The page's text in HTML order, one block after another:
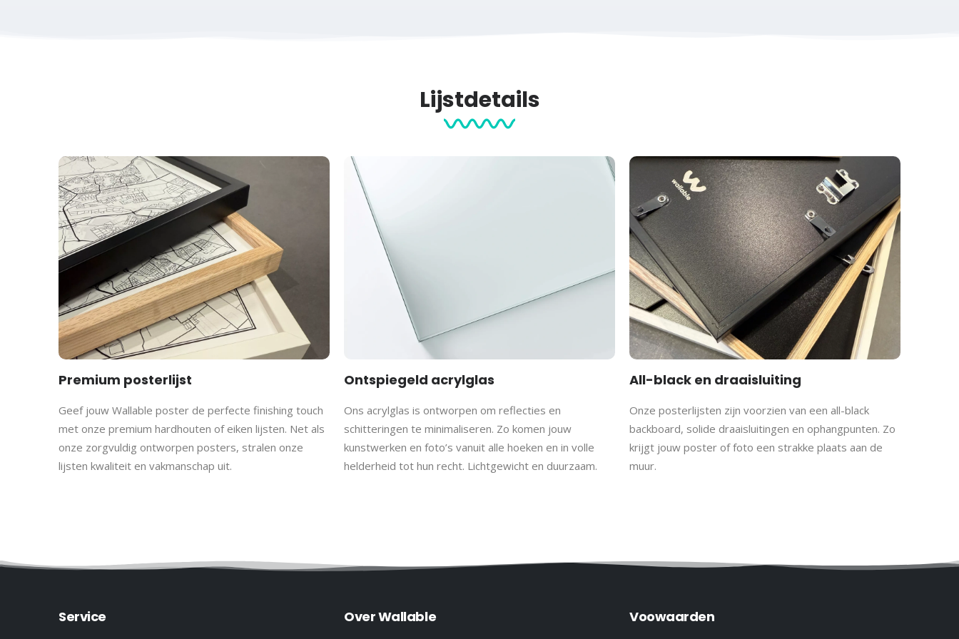
Lijstdetails
Premium posterlijst
Geef jouw Wallable poster de perfecte finishing touch
met onze premium hardhouten of eiken lijsten. Net als
onze zorgvuldig ontworpen posters, stralen onze
lijsten kwaliteit en vakmanschap uit.
Ontspiegeld acrylglas
Ons acrylglas is ontworpen om reflecties en
schitteringen te minimaliseren. Zo komen jouw
kunstwerken en foto’s vanuit alle hoeken en in volle
helderheid tot hun recht. Lichtgewicht en duurzaam.
All-black en draaisluiting
Onze posterlijsten zijn voorzien van een all-black
backboard, solide draaisluitingen en ophangpunten. Zo
krijgt jouw poster of foto een strakke plaats aan de
muur.
Service Over Wallable Voowaarden